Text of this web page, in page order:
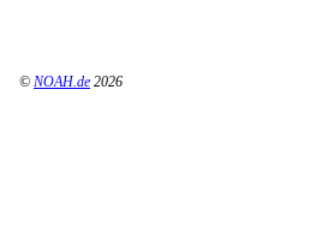
© NOAH.de 2026